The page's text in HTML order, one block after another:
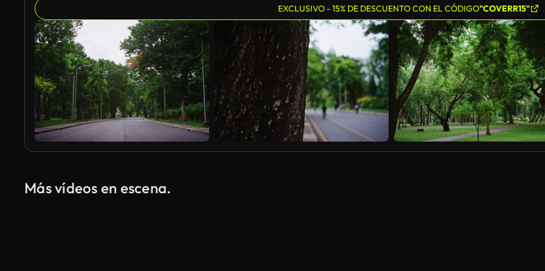
EXCLUSIVO - 15% DE DESCUENTO CON EL CÓDIGO"COVERR15"
Más vídeos en escena.